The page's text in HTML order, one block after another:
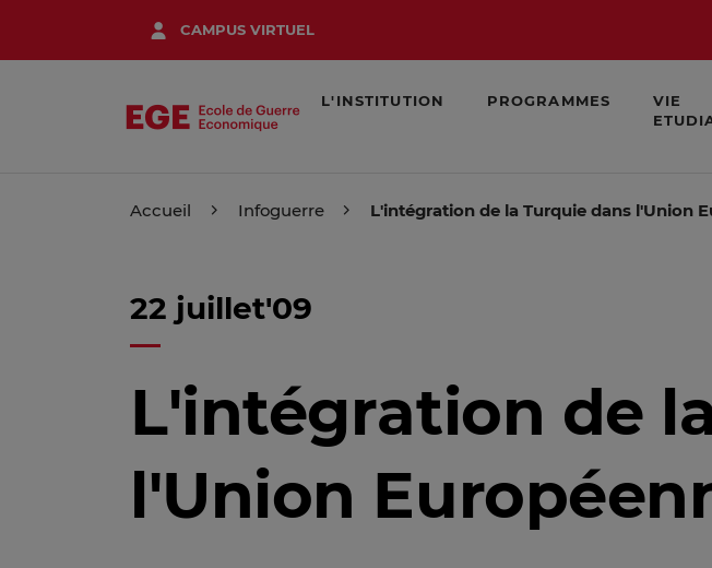
contenu
CAMPUS VIRTUEL
L'INSTITUTION PROGRAMMES
VIE
Accueil Infoguerre L'intégration de la Turquie dans l'Union
22 juillet'09
L'intégration de
l'Union